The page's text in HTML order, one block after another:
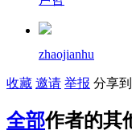
zhaojianhu
收藏 邀请 举报 分享到
全部作者的其